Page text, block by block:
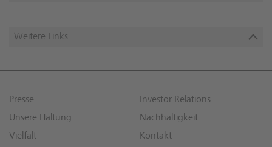
Weitere Links ...
Presse
Investor Relations
Unsere Haltung
Nachhaltigkeit
Vielfalt
Kontakt